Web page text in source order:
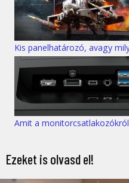
Kis panelhatározó, avagy
Amit a
Ezeket is olvasd el!